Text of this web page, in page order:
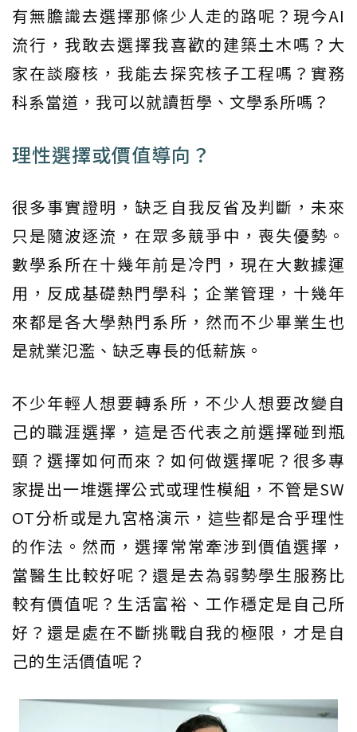
有無膽識去選擇那條少人走的路呢？現今AI
流行，我敢去選擇我喜歡的建築土木嗎？大
家在談廢核，我能去探究核子工程嗎？實務
科系當道，我可以就讀哲學、文學系所嗎？
理性選擇或價值導向？
很多事實證明，缺乏自我反省及判斷，未來
只是隨波逐流，在眾多競爭中，喪失優勢。
數學系所在十幾年前是冷門，現在大數據運
用，反成基礎熱門學科；企業管理，十幾年
來都是各大學熱門系所，然而不少畢業生也
是就業氾濫、缺乏專長的低薪族。
不少年輕人想要轉系所，不少人想要改變自
己的職涯選擇，這是否代表之前選擇碰到瓶
頸？選擇如何而來？如何做選擇呢？很多專
家提出一堆選擇公式或理性模組，不管是SW
OT分析或是九宮格演示，這些都是合乎理性
的作法。然而，選擇常常牽涉到價值選擇，
當醫生比較好呢？還是去為弱勢學生服務比
較有價值呢？生活富裕、工作穩定是自己所
好？還是處在不斷挑戰自我的極限，才是自
己的生活價值呢？